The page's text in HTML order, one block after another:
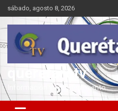
Saltar
al
contenido
sábado, agosto 8, 2026
queretarotv
Información y entretenimiento